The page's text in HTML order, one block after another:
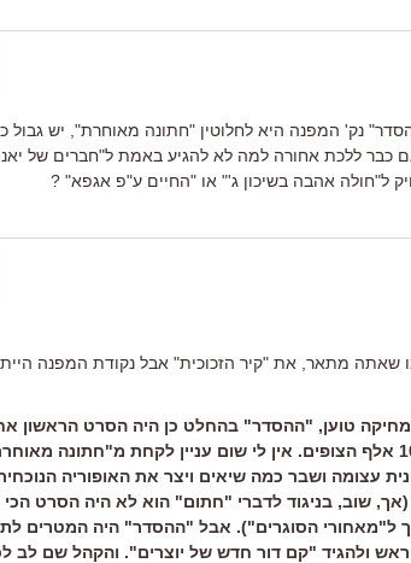
נק' המפנה היא לחלוטין "חתונה מאוחרת", יש גבול
כבר ללכת אחורה למה לא להגיע באמת ל"חברים של
ל"חולה אהבה בשיכון ג'" או "החיים ע"פ אגפא" ?
שאתה מתאר, את "קיר הזכוכית" אבל נקודת המפנה
טוען, "ההסדר" בהחלט כן היה הסרט הראשון
חמש שנות בצורת שחצה את קו 100 אלף הצופים. אין לי שום עניין לקחת מ"חתונה
עצומה ושבר כמה שיאים ויצר את האופוריה
שוב, בניגוד לדברי "חתום" הוא לא היה הסרט הכי
ל"מאחורי הסוגרים"). אבל "ההסדר" היה המטרים
ולהגיד "קם דור חדש של יוצרים". והקהל שם לב